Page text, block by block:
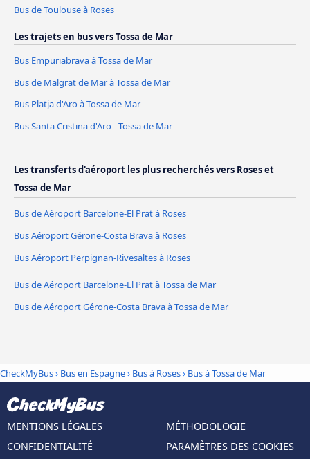
Bus de Toulouse à Roses
Les trajets en bus vers Tossa de Mar
Bus Empuriabrava à Tossa de Mar
Bus de Malgrat de Mar à Tossa de Mar
Bus Platja d'Aro à Tossa de Mar
Bus Santa Cristina d'Aro - Tossa de Mar
Les transferts d'aéroport les plus recherchés vers Roses et
Tossa de Mar
Bus de Aéroport Barcelone-El Prat à Roses
Bus Aéroport Gérone-Costa Brava à Roses
Bus Aéroport Perpignan-Rivesaltes à Roses
Bus de Aéroport Barcelone-El Prat à Tossa de Mar
Bus de Aéroport Gérone-Costa Brava à Tossa de Mar
CheckMyBus› Bus en Espagne› Bus à Roses› Bus à Tossa de Mar
MENTIONS LÉGALES
CONFIDENTIALITÉ
MÉTHODOLOGIE
PARAMÈTRES DES COOKIES